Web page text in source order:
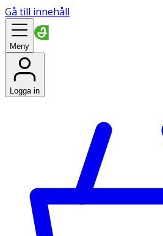
Gå till innehåll
Meny
Logga in